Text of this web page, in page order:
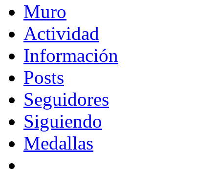
Muro
Actividad
Información
Posts
Seguidores
Siguiendo
Medallas